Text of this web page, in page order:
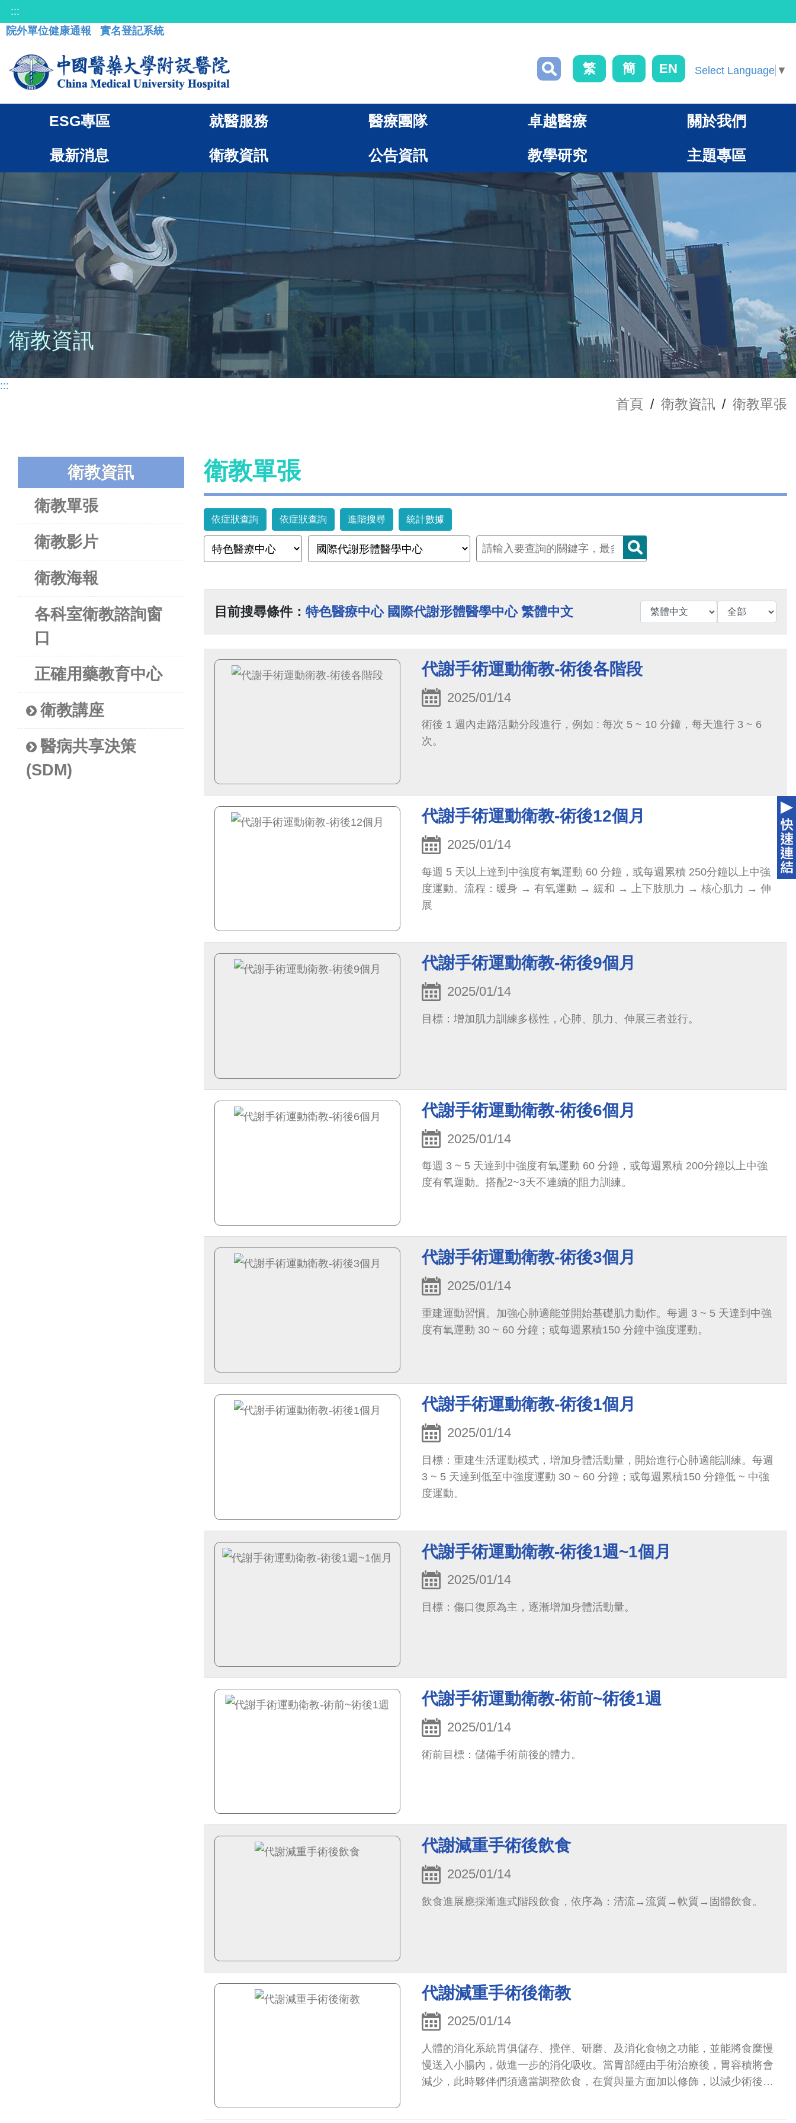
:::
院外單位健康通報
實名登記系統
繁 簡 EN Select Language ▼
ESG專區 就醫服務 醫療團隊 卓越醫療 關於我們
最新消息 衛教資訊 公告資訊 教學研究 主題專區
衛教資訊
:::
首頁 / 衛教資訊 / 衛教單張
衛教資訊
衛教單張
衛教影片
衛教海報
各科室衛教諮詢窗
口
正確用藥教育中心
衛教講座
醫病共享決策
(SDM)
衛教單張
依症狀查詢 依症狀查詢 進階搜尋 統計數據
目前搜尋條件： 特色醫療中心 國際代謝形體醫學中心 繁體中文
代謝手術運動衛教-術後各階段
2025/01/14
術後 1 週內走路活動分段進行，例如 : 每次 5 ~ 10 分鐘，每天進行 3 ~ 6
次。
代謝手術運動衛教-術後12個月
2025/01/14
每週 5 天以上達到中強度有氧運動 60 分鐘，或每週累積 250分鐘以上中強
度運動。流程：暖身 → 有氧運動 → 緩和 → 上下肢肌力 → 核心肌力 → 伸
展
代謝手術運動衛教-術後9個月
2025/01/14
目標：增加肌力訓練多樣性，心肺、肌力、伸展三者並行。
代謝手術運動衛教-術後6個月
2025/01/14
每週 3 ~ 5 天達到中強度有氧運動 60 分鐘，或每週累積 200分鐘以上中強
度有氧運動。搭配2~3天不連續的阻力訓練。
代謝手術運動衛教-術後3個月
2025/01/14
重建運動習慣。加強心肺適能並開始基礎肌力動作。每週 3 ~ 5 天達到中強
度有氧運動 30 ~ 60 分鐘；或每週累積150 分鐘中強度運動。
代謝手術運動衛教-術後1個月
2025/01/14
目標：重建生活運動模式，增加身體活動量，開始進行心肺適能訓練。每週
3 ~ 5 天達到低至中強度運動 30 ~ 60 分鐘；或每週累積150 分鐘低 ~ 中強
度運動。
代謝手術運動衛教-術後1週~1個月
2025/01/14
目標：傷口復原為主，逐漸增加身體活動量。
代謝手術運動衛教-術前~術後1週
2025/01/14
術前目標：儲備手術前後的體力。
代謝減重手術後飲食
2025/01/14
飲食進展應採漸進式階段飲食，依序為：清流→流質→軟質→固體飲食。
代謝減重手術後衛教
2025/01/14
人體的消化系統胃俱儲存、攪伴、研磨、及消化食物之功能，並能將食糜慢
慢送入小腸內，做進一步的消化吸收。當胃部經由手術治療後，胃容積將會
減少，此時夥伴們須適當調整飲食，在質與量方面加以修飾，以減少術後不